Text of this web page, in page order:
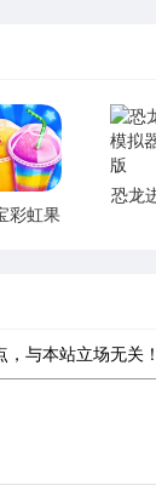
彩虹果
恐龙
与本站立场无关！